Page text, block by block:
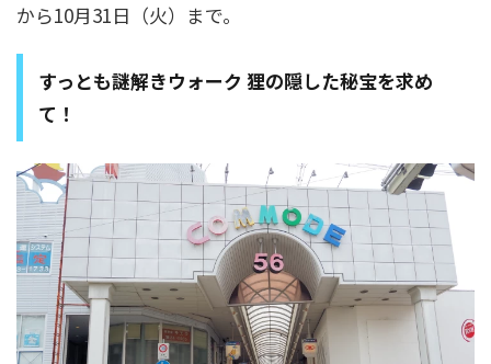
から10月31日（火）まで。
すっとも謎解きウォーク 狸の隠した秘宝を求め
て！